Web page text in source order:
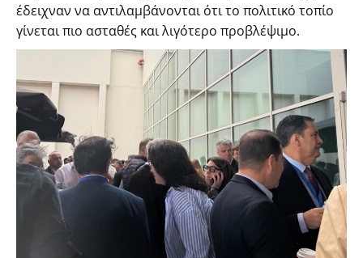
έδειχναν να αντιλαμβάνονται ότι το πολιτικό τοπίο
γίνεται πιο ασταθές και λιγότερο προβλέψιμο.